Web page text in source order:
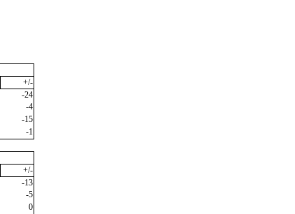
+/-
-24
-4
-15
-1
+/-
-13
-5
0